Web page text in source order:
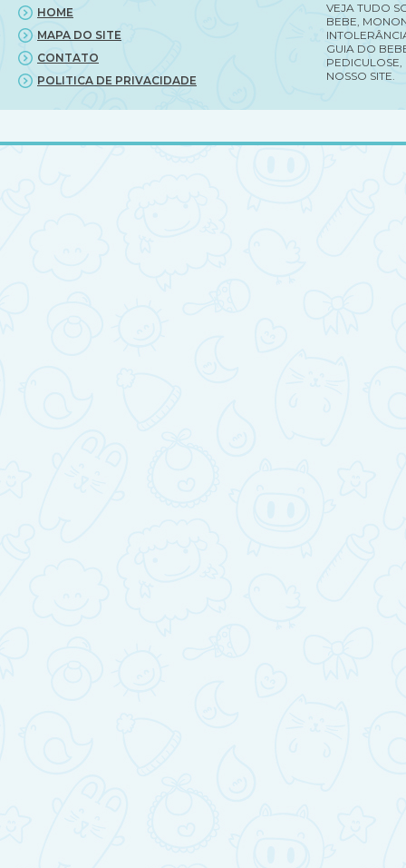
HOME
MAPA DO SITE
CONTATO
POLITICA DE PRIVACIDADE
VEJA TUDO
BEBE,
GUIA DO
PEDICULOSE,
NOSSO SITE.